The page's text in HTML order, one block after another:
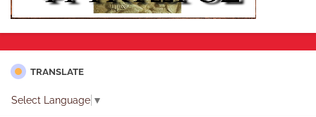
TRANSLATE
Select Language ▼